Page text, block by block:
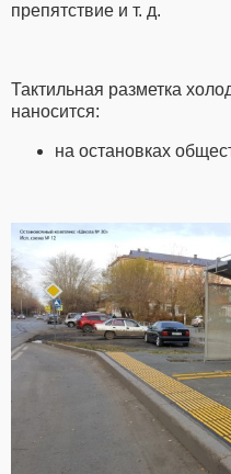
препятствие и т. д.
Тактильная разметка
наносится:
на остановках